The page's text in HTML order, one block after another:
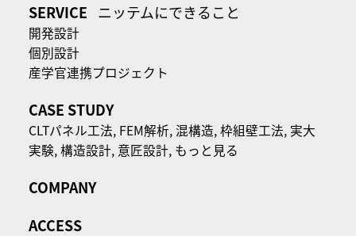
SERVICE ニッテムにできること
開発設計
個別設計
産学官連携プロジェクト
CASE STUDY
CLTパネル⼯法, FEM解析,混構造,枠組壁工法, 実大
実験,構造設計, 意匠設計, もっと見る
COMPANY
ACCESS